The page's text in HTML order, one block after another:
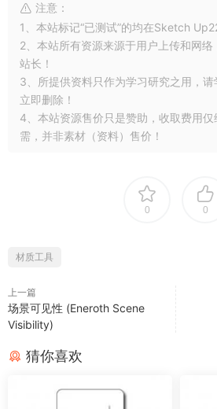
注意：
1、本站标记“已测试”的均在Sketch
2、本站所有资源来源于用户上传和网
站长！
3、所提供资料只作为学习研究之用，
立即删除！
4、本站资源售价只是赞助，收取费用
需，并非素材（资料）售价！
0 0
材质工具
上一篇
场景可见性 (Eneroth Scene
Visibility)
猜你喜欢